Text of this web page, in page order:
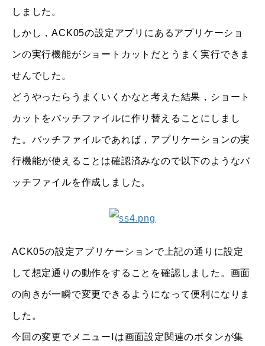
しました。
しかし，ACK05の設定アプリにあるアプリケーショ
ンの実行機能がショートカットだとうまく実行できま
せんでした。
どうやったらうまくいくかなと考えた結果，ショート
カットをバッチファイルに作り替えることにしまし
た。バッチファイルであれば，アプリケーションの実
行機能が使えることは確認済みなので以下のようなバ
ッチファイルを作成しました。
ACK05の設定アプリケーションで上記の通りに設定
して想定通りの動作をすることを確認しました。画面
の向きが一瞬で変更できるようになって便利になりま
した。
今回の変更でメニューⅠは画面設定関連のボタンが集